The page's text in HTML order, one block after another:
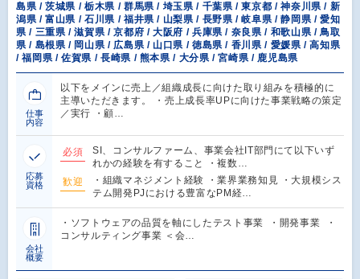
島県 / 茨城県 / 栃木県 / 群馬県 / 埼玉県 / 千葉県 / 東京都 / 神奈川県 / 新
潟県 / 富山県 / 石川県 / 福井県 / 山梨県 / 長野県 / 岐阜県 / 静岡県 / 愛知
県 / 三重県 / 滋賀県 / 京都府 / 大阪府 / 兵庫県 / 奈良県 / 和歌山県 / 鳥取
県 / 島根県 / 岡山県 / 広島県 / 山口県 / 徳島県 / 香川県 / 愛媛県 / 高知県
/ 福岡県 / 佐賀県 / 長崎県 / 熊本県 / 大分県 / 宮崎県 / 鹿児島県
仕事
内容
以下をメインに売上／組織成長に向けた取り組みを積極的に
主導いただきます。 ・売上成長率UPに向けた事業戦略の策定
／実行 ・顧…
応募
資格
必須
SI、コンサルファーム、事業会社IT部門にて以下いず
れかの経験を有すること ・複数…
歓迎
・組織マネジメント経験 ・業界業務知見 ・大規模シス
テム開発PJにおける豊富なPM経…
会社
概要
・ソフトウェアの品質を軸にしたテスト事業 ・開発事業 ・
コンサルティング事業 ＜会…